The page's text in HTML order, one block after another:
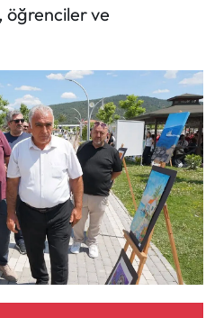
öğrenciler ve